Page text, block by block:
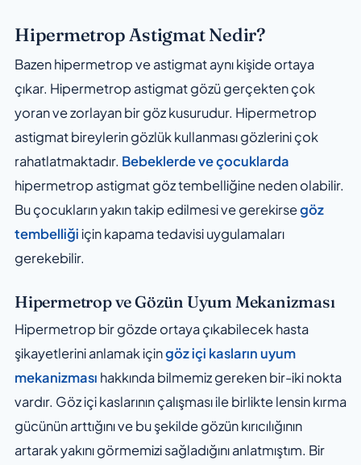
Hipermetrop Astigmat Nedir?
Bazen hipermetrop ve astigmat aynı kişide ortaya
çıkar. Hipermetrop astigmat gözü gerçekten çok
yoran ve zorlayan bir göz kusurudur. Hipermetrop
astigmat bireylerin gözlük kullanması gözlerini çok
rahatlatmaktadır. Bebeklerde ve çocuklarda
hipermetrop astigmat göz tembelliğine neden olabilir.
Bu çocukların yakın takip edilmesi ve gerekirsegöz
tembelliğiiçin kapama tedavisi uygulamaları
gerekebilir.
Hipermetrop ve Gözün Uyum Mekanizması
Hipermetrop bir gözde ortaya çıkabilecek hasta
şikayetlerini anlamak içingöz içi kasların uyum
mekanizması hakkında bilmemiz gereken bir-iki nokta
vardır. Göz içi kaslarının çalışması ile birlikte lensin kırma
gücünün arttığını ve bu şekilde gözün kırıcılığının
artarak yakını görmemizi sağladığını anlatmıştım. Bir